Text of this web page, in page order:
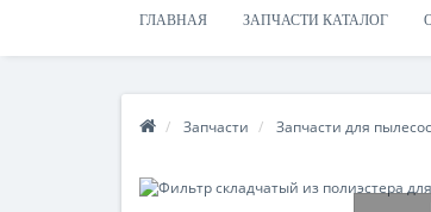
ГЛАВНАЯ ЗАПЧАСТИ КАТАЛОГ
Запчасти Запчасти для